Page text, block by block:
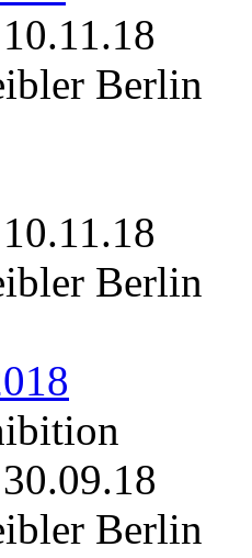
10.11.18
Berlin
10.11.18
Berlin
30.09.18
Berlin